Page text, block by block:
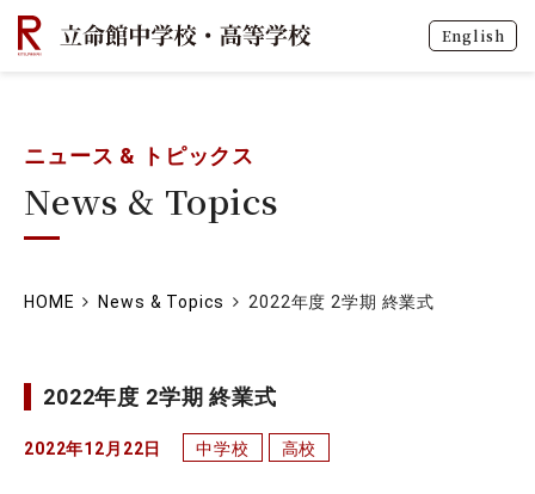
English
ニュース & トピックス
News & Topics
HOME News & Topics 2022年度 2学期 終業式
2022年度 2学期 終業式
2022年12月22日 中学校 高校